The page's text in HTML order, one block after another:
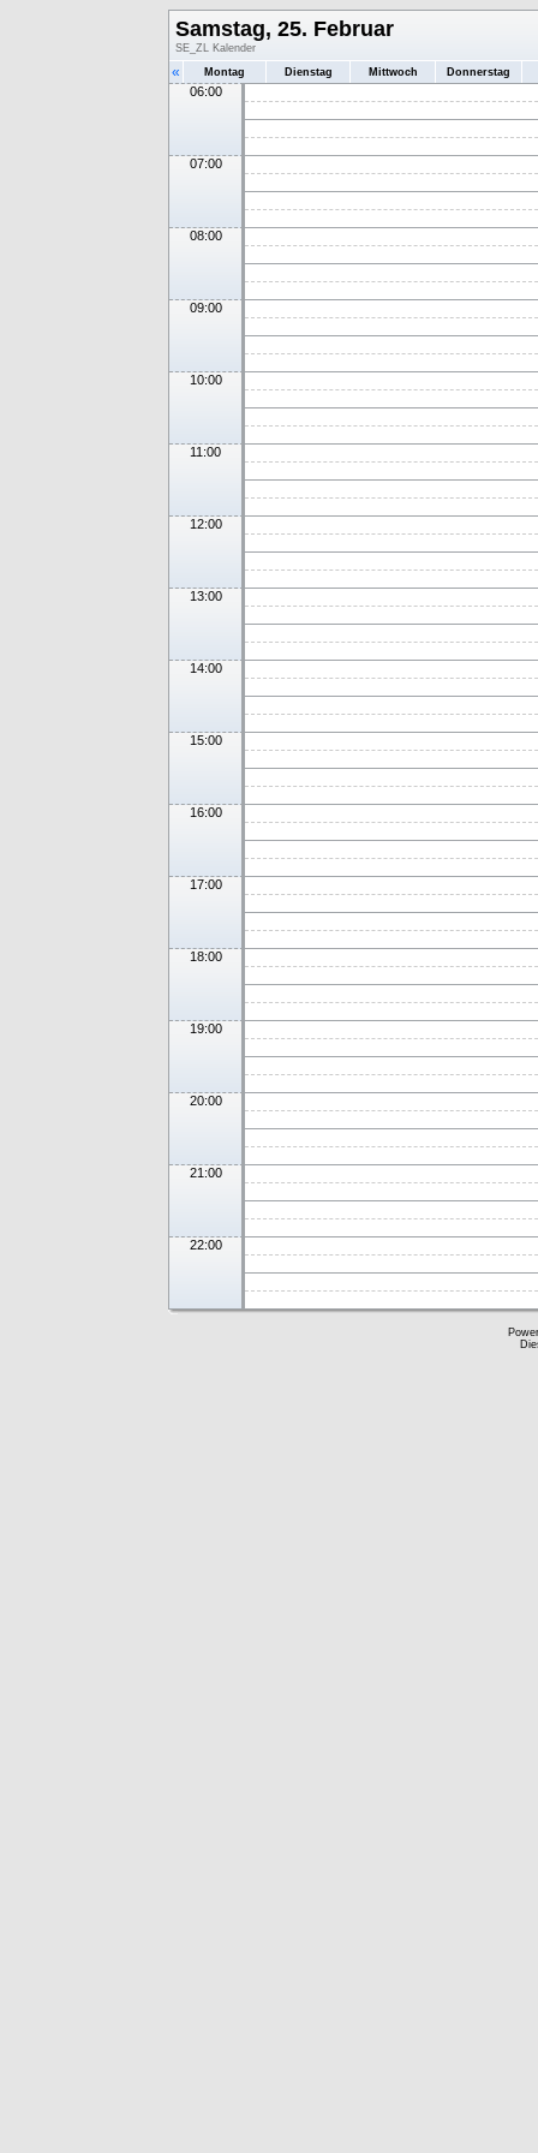
Samstag, 25. Februar
SE_ZL Kalender
« Montag Dienstag Mittwoch Donnerstag
06:00
07:00
08:00
09:00
10:00
11:00
12:00
13:00
14:00
15:00
16:00
17:00
18:00
19:00
20:00
21:00
22:00